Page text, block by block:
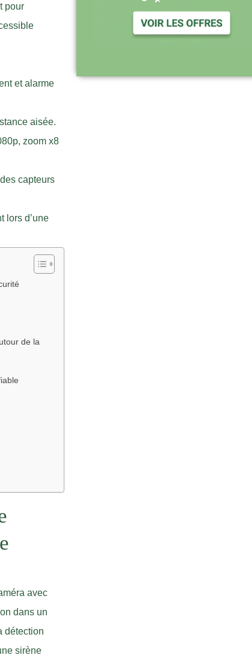
pour
et alarme
aisée.
zoom x8
capteurs
lors d’une
de la
avec
dans un
détection
sirène
Visiter le site